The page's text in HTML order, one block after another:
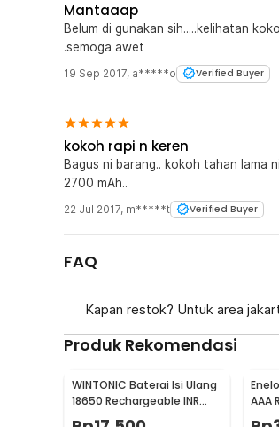
Mantaaap
Belum di gunakan sih.....kelihatan
.semoga awet
19 Sep 2017, a*****o Verified Buyer
kokoh rapi n keren
Bagus ni barang.. kokoh tahan lama ni batre.. biar pun baru pake.. seneng aja liat batre nya kerennnn..
2700 mAh..
22 Jul 2017, m*****t Verified Buyer
FAQ
Kapan restok? Untuk area
Produk Rekomendasi
WINTONIC Baterai Isi Ulang
18650 Rechargeable INR
3.7V 1 PCS 2200mAh
AAA
MH